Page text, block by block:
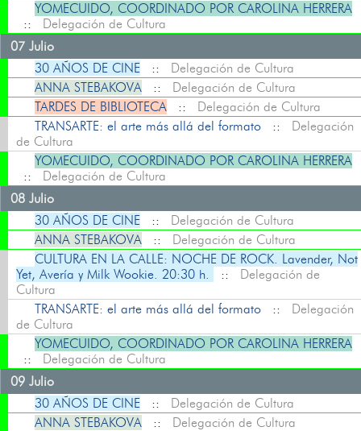
YOMECUIDO, COORDINADO POR CAROLINA HERRERA
:: Delegación de Cultura
07 Julio
30 AÑOS DE CINE :: Delegación de Cultura
ANNA STEBAKOVA :: Delegación de Cultura
TARDES DE BIBLIOTECA :: Delegación de Cultura
TRANSARTE: el arte más allá del formato :: Delegación
de Cultura
YOMECUIDO, COORDINADO POR CAROLINA HERRERA
:: Delegación de Cultura
08 Julio
30 AÑOS DE CINE :: Delegación de Cultura
ANNA STEBAKOVA :: Delegación de Cultura
CULTURA EN LA CALLE: NOCHE DE ROCK. Lavender, Not
Yet, Avería y Milk Wookie. 20:30 h.
:: Delegación de
Cultura
TRANSARTE: el arte más allá del formato :: Delegación
de Cultura
YOMECUIDO, COORDINADO POR CAROLINA HERRERA
:: Delegación de Cultura
09 Julio
30 AÑOS DE CINE :: Delegación de Cultura
ANNA STEBAKOVA :: Delegación de Cultura